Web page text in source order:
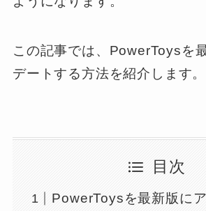
この記事では、PowerToysを
デートする方法を紹介します。
目次
PowerToysを最新版に